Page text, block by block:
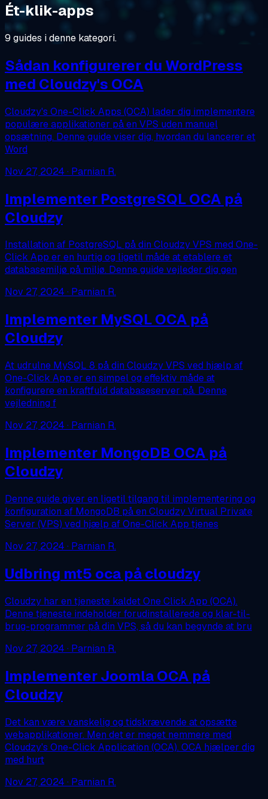
Ét-klik-apps
9 guides i denne kategori.
Sådan konfigurerer du WordPress
med Cloudzy's OCA
Cloudzy's One-Click Apps (OCA) lader dig implementere
populære applikationer på en VPS uden manuel
opsætning. Denne guide viser dig, hvordan du lancerer et
Word
Nov 27, 2024 · Parnian R.
Implementer PostgreSQL OCA på
Cloudzy
Installation af PostgreSQL på din Cloudzy VPS med One-
Click App er en hurtig og ligetil måde at etablere et
databasemiljø på miljø. Denne guide vejleder dig gen
Nov 27, 2024 · Parnian R.
Implementer MySQL OCA på
Cloudzy
At udrulne MySQL 8 på din Cloudzy VPS ved hjælp af
One-Click App er en simpel og effektiv måde at
konfigurere en kraftfuld databaseserver på. Denne
vejledning f
Nov 27, 2024 · Parnian R.
Implementer MongoDB OCA på
Cloudzy
Denne guide giver en ligetil tilgang til implementering og
konfiguration af MongoDB på en Cloudzy Virtual Private
Server (VPS) ved hjælp af One-Click App tjenes
Nov 27, 2024 · Parnian R.
Udbring mt5 oca på cloudzy
Cloudzy har en tjeneste kaldet One Click App (OCA).
Denne tjeneste indeholder forudinstallerede og klar-til-
brug-programmer på din VPS, så du kan begynde at bru
Nov 27, 2024 · Parnian R.
Implementer Joomla OCA på
Cloudzy
Det kan være vanskelig og tidskrævende at opsætte
webapplikationer. Men det er meget nemmere med
Cloudzy's One-Click Application (OCA). OCA hjælper dig
med hurt
Nov 27, 2024 · Parnian R.